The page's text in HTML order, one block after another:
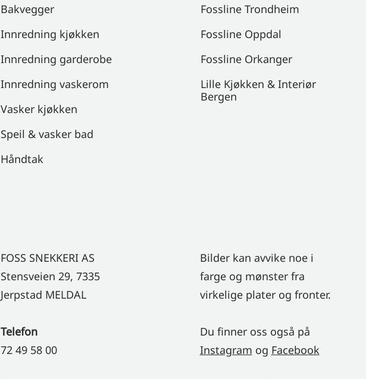
Bakvegger
Innredning kjøkken
Innredning garderobe
Innredning vaskerom
Vasker kjøkken
Speil & vasker bad
Håndtak
Fossline Trondheim
Fossline Oppdal
Fossline Orkanger
Lille Kjøkken & Interiør
Bergen
FOSS SNEKKERI AS
Stensveien 29, 7335
Jerpstad MELDAL
Telefon
72 49 58 00
Bilder kan avvike noe i
farge og mønster fra
virkelige plater og fronter.
Du finner oss også på
Instagram og Facebook